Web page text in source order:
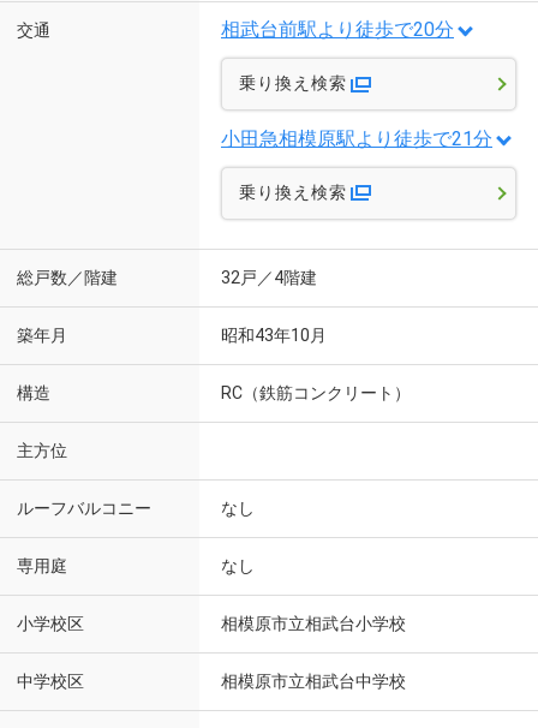
交通 相武台前駅より徒歩で20分
乗り換え検索
小田急相模原駅より徒歩で21分
乗り換え検索
総戸数／階建 32戸／4階建
築年月 昭和43年10月
構造 RC（鉄筋コンクリート）
主方位
ルーフバルコニー なし
専用庭 なし
小学校区 相模原市立相武台小学校
中学校区 相模原市立相武台中学校